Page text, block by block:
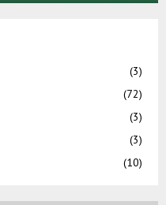
(3)
(72)
(3)
(3)
(10)